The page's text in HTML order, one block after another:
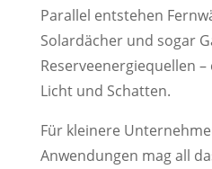
Parallel entstehen
Solardächer und sogar
Reserveenergiequellen
Licht und Schatten.
Für kleinere
Anwendungen mag all